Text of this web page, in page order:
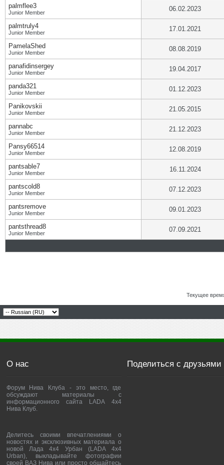
palmflee3
Junior Member 06.02.2023
palmtruly4
Junior Member 17.01.2021
PamelaShed
Junior Member 08.08.2019
panafidinsergey
Junior Member 19.04.2017
panda321
Junior Member 01.12.2023
Panikovskii
Junior Member 21.05.2015
pannabc
Junior Member 21.12.2023
Pansy66514
Junior Member 12.08.2019
pantsable7
Junior Member 16.11.2024
pantscold8
Junior Member 07.12.2023
pantsremove
Junior Member 09.01.2023
pantsthread8
Junior Member 07.09.2021
Текущее
О нас
Форум Нива Клуба - это место, где
обсуждают материалы с
информационного сайта LADA 4x4
Нива Клуб.
Делитесь своими впечатлениями о
новостях и эксклюзивных материала о
новой Лада 4х4 Урбан (LADA 4x4
Urban), выкладывайте фотографии
своей ВАЗ Нива или просто общайтесь
Поделиться с друзьями